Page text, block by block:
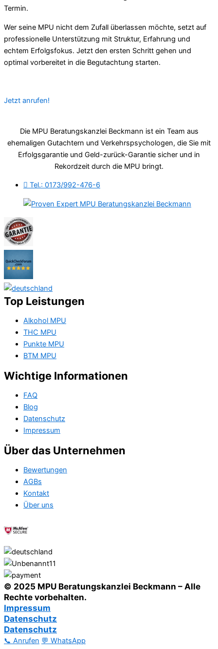
Termin.
Wer seine MPU nicht dem Zufall überlassen möchte, setzt auf
professionelle Unterstützung mit Struktur, Erfahrung und
echtem Erfolgsfokus. Jetzt den ersten Schritt gehen und
optimal vorbereitet in die Begutachtung starten.
Jetzt anrufen!
Die MPU Beratungskanzlei Beckmann ist ein Team aus
ehemaligen Gutachtern und Verkehrspsychologen, die Sie mit
Erfolgsgarantie und Geld-zurück-Garantie sicher und in
Rekordzeit durch die MPU bringt.
Tel.: 0173/992-476-6
Top Leistungen
Alkohol MPU
THC MPU
Punkte MPU
BTM MPU
Wichtige Informationen
FAQ
Blog
Datenschutz
Impressum
Über das Unternehmen
Bewertungen
AGBs
Kontakt
Über uns
© 2025 MPU Beratungskanzlei Beckmann – Alle
Rechte vorbehalten.
Impressum
Datenschutz
Datenschutz
📞 Anrufen 💬 WhatsApp